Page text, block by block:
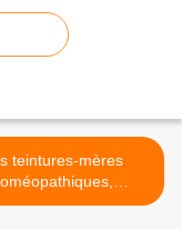
teintures-mères
à disparaître?